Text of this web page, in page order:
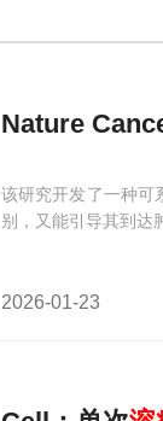
Nature
该研究开发了一种可
别，又能引导其到达
2026-01-23